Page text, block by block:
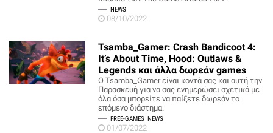
NEWS
08/10/2022
Tsamba_Gamer: Crash Bandicoot 4:
It’s About Time, Hood: Outlaws &
Legends και άλλα δωρεάν games
O Tsamba_Gamer είναι κοντά σας και αυτή την
Παρασκευή για να σας ενημερώσει σχετικά με
όλα όσα μπορείτε να παίξετε δωρεάν το
επόμενο διάστημα.
FREE-GAMES NEWS
01/07/2022